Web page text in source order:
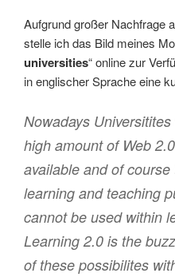
Aufgrund großer Nachfrage
stelle ich das Bild meines
universities“ online zur
in englischer Sprache eine
Nowadays
high amount of Web
available and of
learning and teaching
cannot be used within
Learning 2.0 is the
of these possibilites